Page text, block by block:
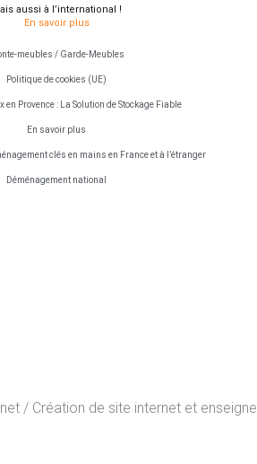
aussi à l’international !
En savoir plus
meubles / Garde-Meubles
Politique de cookies (UE)
en Provence : La Solution de Stockage Fiable
En savoir plus
clés en mains en France et à l’étranger
Déménagement national
/ Création de site internet et enseigne